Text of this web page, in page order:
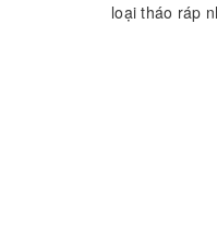
loại tháo ráp